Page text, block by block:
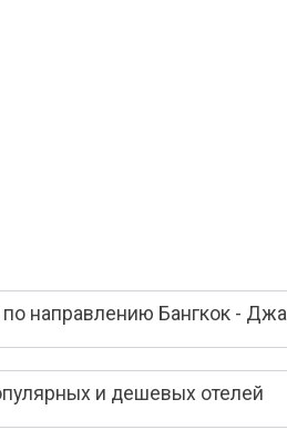
направлению Бангкок -
и дешевых отелей